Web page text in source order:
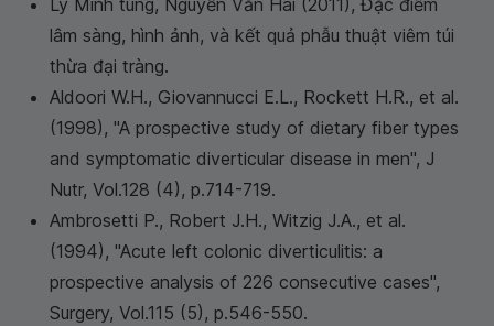
Lý Minh tùng, Nguyễn Văn Hài (2011), Đặc điểm
lâm sàng, hình ảnh, và kết quả phẫu thuật viêm túi
thừa đại tràng.
Aldoori W.H., Giovannucci E.L., Rockett H.R., et al.
(1998), "A prospective study of dietary fiber types
and symptomatic diverticular disease in men", J
Nutr, Vol.128 (4), p.714-719.
Ambrosetti P., Robert J.H., Witzig J.A., et al.
(1994), "Acute left colonic diverticulitis: a
prospective analysis of 226 consecutive cases",
Surgery, Vol.115 (5), p.546-550.